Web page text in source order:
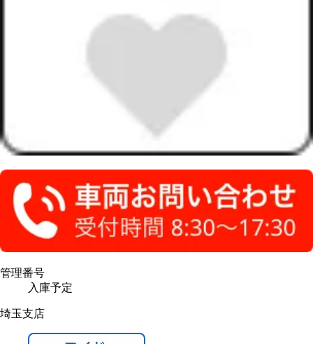
管理番号
入庫予定
埼玉支店